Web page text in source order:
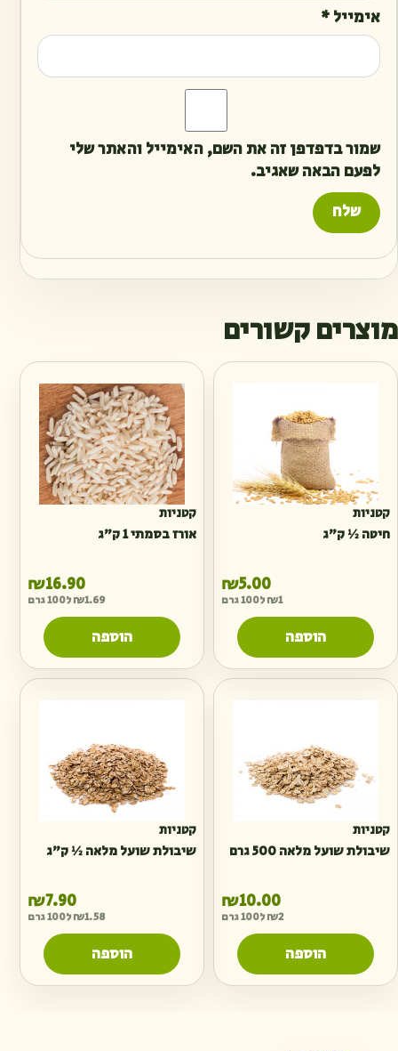
אימייל*
שמור בדפדפן זה את השם, האימייל והאתר שלי
לפעם הבאה שאגיב.
מוצרים קשורים
קטניות
חיטה ½ ק״ג
₪5.00
₪1 ל100 גרם
הוספה
קטניות
אורז בסמתי 1 ק״ג
₪16.90
₪1.69 ל100 גרם
הוספה
קטניות
שיבולת שועל מלאה 500 גרם
₪10.00
₪2 ל100 גרם
הוספה
קטניות
שיבולת שועל מלאה ½ ק״ג
₪7.90
₪1.58 ל100 גרם
הוספה